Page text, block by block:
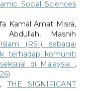
Social Sciences
Kamal Amat Misra,
Masnih
(RSI) sebagai
terhadap komuniti
di Malaysia ,
THE SIGNIFICANT